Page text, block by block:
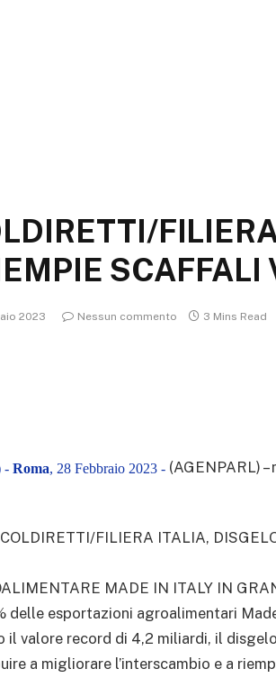
SCAFFALI
2023 Nessun commento 3 Mins Read
- Roma, 28 Febbraio 2023 - (AGENPARL)
FILIERA ITALIA,
MADE IN ITALY IN
delle esportazioni agroalimentari
il valore record di 4,2 miliardi, il
a migliorare l’interscambio e a